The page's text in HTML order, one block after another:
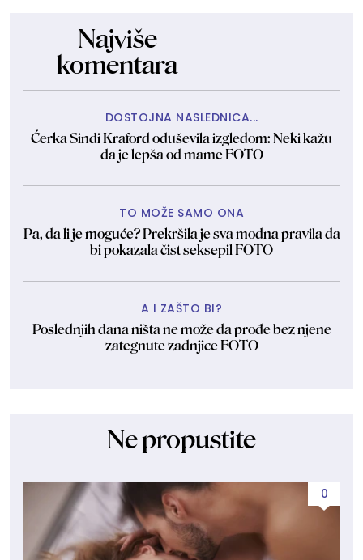
Najviše
komentara
DOSTOJNA NASLEDNICA...
Ćerka Sindi Kraford oduševila izgledom: Neki kažu
da je lepša od mame FOTO
TO MOŽE SAMO ONA
Pa, da li je moguće? Prekršila je sva modna pravila da
bi pokazala čist seksepil FOTO
A I ZAŠTO BI?
Poslednjih dana ništa ne može da prođe bez njene
zategnute zadnjice FOTO
Ne propustite
0